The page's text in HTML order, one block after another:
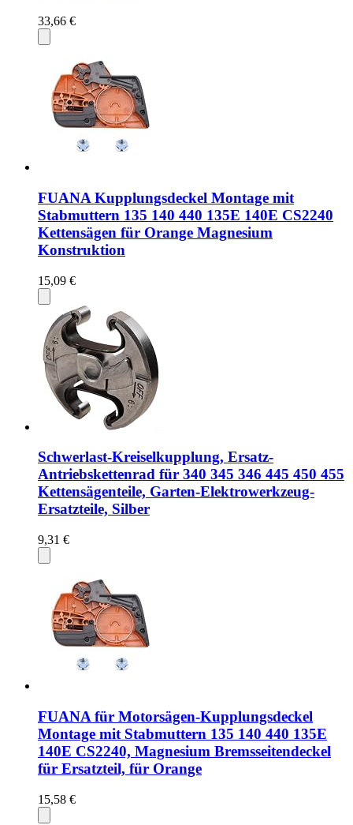
33,66 €
FUANA Kupplungsdeckel Montage mit
Stabmuttern 135 140 440 135E 140E CS2240
Kettensägen für Orange Magnesium
Konstruktion
15,09 €
Schwerlast-Kreiselkupplung, Ersatz-
Antriebskettenrad für 340 345 346 445 450 455
Kettensägenteile, Garten-Elektrowerkzeug-
Ersatzteile, Silber
9,31 €
FUANA für Motorsägen-Kupplungsdeckel
Montage mit Stabmuttern 135 140 440 135E
140E CS2240, Magnesium Bremsseitendeckel
für Ersatzteil, für Orange
15,58 €